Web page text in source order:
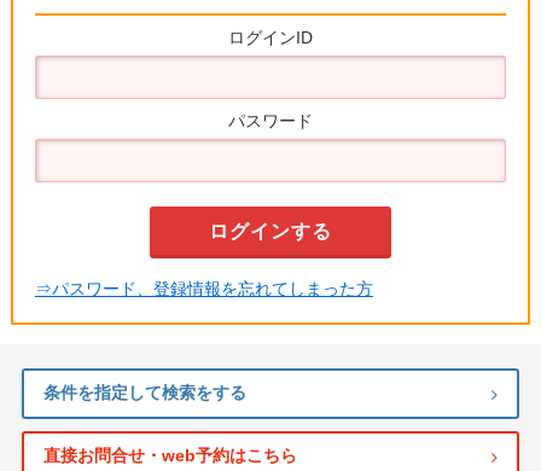
ログインID
パスワード
⇒パスワード、登録情報を忘れてしまった方
条件を指定して検索をする
直接お問合せ・web予約はこちら